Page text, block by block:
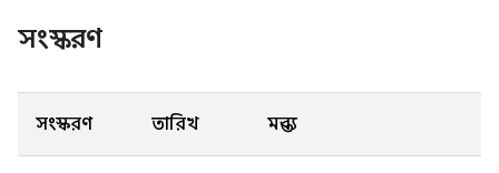
সংস্করণ
সংস্করণ তারিখ মন্তব্য